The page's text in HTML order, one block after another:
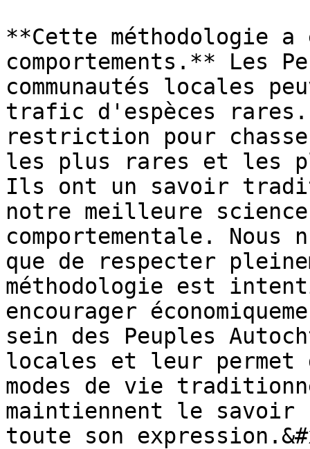
**Cette méthodologie a
comportements.** Les
communautés locales
trafic d'espèces
restriction pour
les plus rares et les
Ils ont un savoir
notre meilleure
comportementale.
que de respecter
méthodologie est
encourager
sein des Peuples
locales et leur permet
modes de vie
maintiennent le
toute son